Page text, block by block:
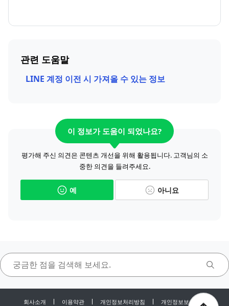
관련 도움말
LINE 계정 이전 시 가져올 수 있는 정보
이 정보가 도움이 되었나요?
평가해 주신 의견은 콘텐츠 개선을 위해 활용됩니다. 고객님의 소
중한 의견을 들려주세요.
예 아니요
회사소개 이용약관 개인정보처리방침 개인정보보호센터